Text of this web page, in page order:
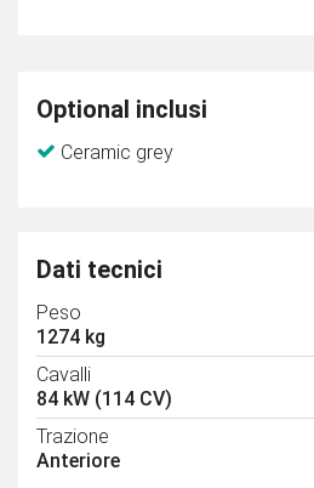
Optional inclusi
Ceramic grey
Dati tecnici
Peso
1274 kg
Cavalli
84 kW (114 CV)
Trazione
Anteriore